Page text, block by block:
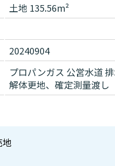
土地 135.56m²
20240904
プロパンガス 公営水道
解体更地、確定測量渡し
地